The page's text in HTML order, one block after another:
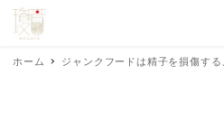
ホーム ジャンクフードは精子を損傷す